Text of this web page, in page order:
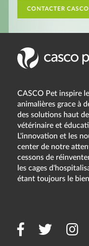
CONTACTER
CASCO Pet inspire
animalières grace à
des solutions haut
vétérinaire et
L'innovation et les
center de notre
cessons de
les cages
étant toujours le